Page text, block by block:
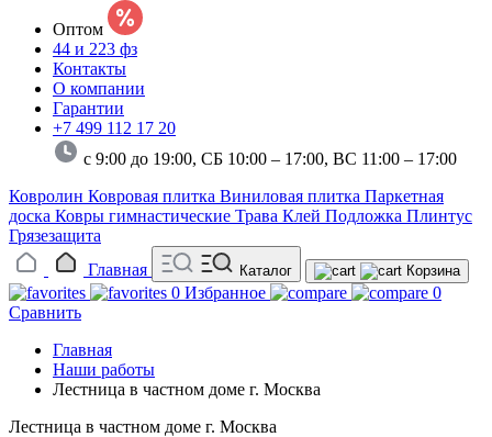
Оптом
44 и 223 фз
Контакты
О компании
Гарантии
+7 499 112 17 20
с 9:00 до 19:00, СБ 10:00 – 17:00, ВС 11:00 – 17:00
Ковролин Ковровая плитка Виниловая плитка Паркетная
доска Ковры гимнастические Трава Клей Подложка Плинтус
Грязезащита
Главная
Каталог Корзина
0 Избранное
0
Сравнить
Главная
Наши работы
Лестница в частном доме г. Москва
Лестница в частном доме г. Москва